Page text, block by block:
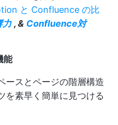
と Confluence の比
力 , & Confluence対
能
ースとページの階層構造
を素早く簡単に見つける